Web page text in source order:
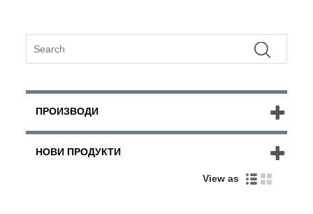
ПРОИЗВОДИ
НОВИ ПРОДУКТИ
View as